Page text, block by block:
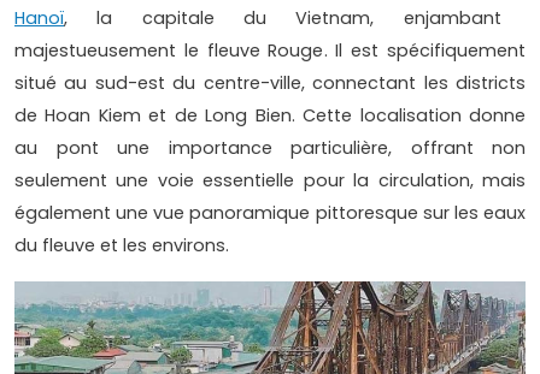
Hanoï, la capitale du Vietnam, enjambant
majestueusement le fleuve Rouge. Il est spécifiquement
situé au sud-est du centre-ville, connectant les districts
de Hoan Kiem et de Long Bien. Cette localisation donne
au pont une importance particulière, offrant non
seulement une voie essentielle pour la circulation, mais
également une vue panoramique pittoresque sur les eaux
du fleuve et les environs.